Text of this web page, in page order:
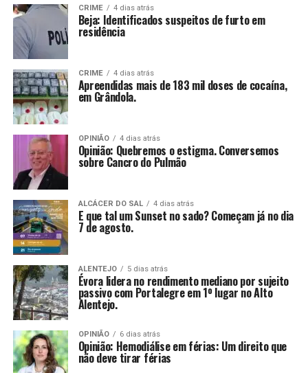
CRIME 4 dias atrás
Beja: Identificados suspeitos de furto em
residência
CRIME 4 dias atrás
Apreendidas mais de 183 mil doses de cocaína,
em Grândola.
OPINIÃO 4 dias atrás
Opinião: Quebremos o estigma. Conversemos
sobre Cancro do Pulmão
ALCÁCER DO SAL 4 dias atrás
E que tal um Sunset no sado? Começam já no dia
7 de agosto.
ALENTEJO 5 dias atrás
Évora lidera no rendimento mediano por sujeito
passivo com Portalegre em 1º lugar no Alto
Alentejo.
OPINIÃO 6 dias atrás
Opinião: Hemodiálise em férias: Um direito que
não deve tirar férias